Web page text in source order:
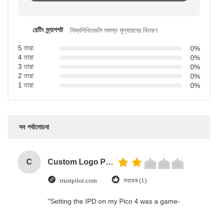
রেটিং স্ন্যাপশট নিম্নলিখিতগুলি সমস্ত মূল্যায়নের বিতরণ
5 তারা
0%
4 তারা
0%
3 তারা
0%
2 তারা
0%
1 তারা
0%
সব পর্যালোচনা
C Custom Logo Paper Cardboard Packing Folding White / Black / Rose Gold Luxury Magnetic Gift Box with Ribbon Closure
trustpilot.com সহায়ক (1)
"Setting the IPD on my Pico 4 was a game-